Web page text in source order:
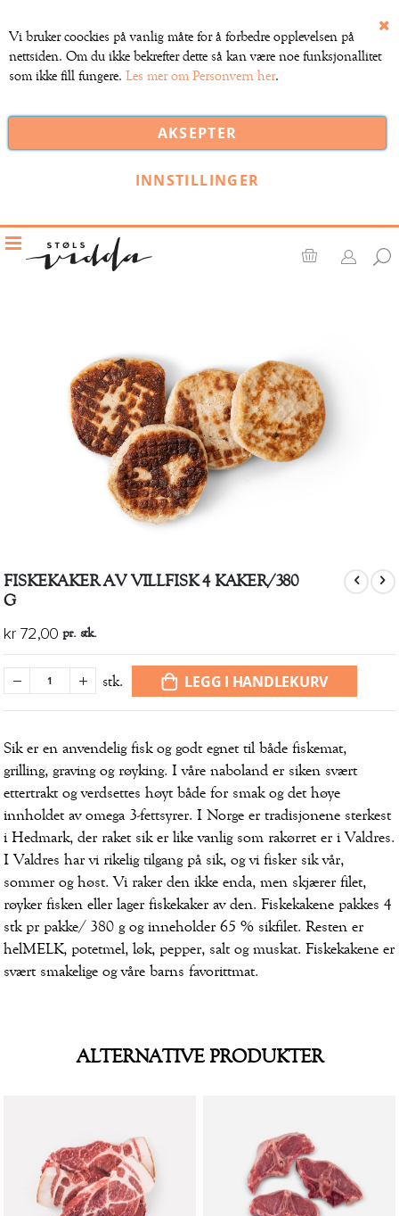
Vi bruker coockies på vanlig måte for å forbedre opplevelsen på
nettsiden. Om du ikke bekrefter dette så kan være noe funksjonallitet
som ikke fill fungere. Les mer om Personvern her.
AKSEPTER
INNSTILLINGER
Handlekurv
Toggle
Nav
til
begynnelsen
bildegalleri
FISKEKAKER AV VILLFISK 4 KAKER/380
G
kr 72,00 pr. stk.
stk. LEGG I HANDLEKURV
Sik er en anvendelig fisk og godt egnet til både fiskemat,
grilling, graving og røyking. I våre naboland er siken svært
ettertrakt og verdsettes høyt både for smak og det høye
innholdet av omega 3-fettsyrer. I Norge er tradisjonene sterkest
i Hedmark, der raket sik er like vanlig som rakørret er i Valdres.
I Valdres har vi rikelig tilgang på sik, og vi fisker sik vår,
sommer og høst. Vi raker den ikke enda, men skjærer filet,
røyker fisken eller lager fiskekaker av den. Fiskekakene pakkes 4
stk pr pakke/ 380 g og inneholder 65 % sikfilet. Resten er
helMELK, potetmel, løk, pepper, salt og muskat. Fiskekakene er
svært smakelige og våre barns favorittmat.
ALTERNATIVE PRODUKTER